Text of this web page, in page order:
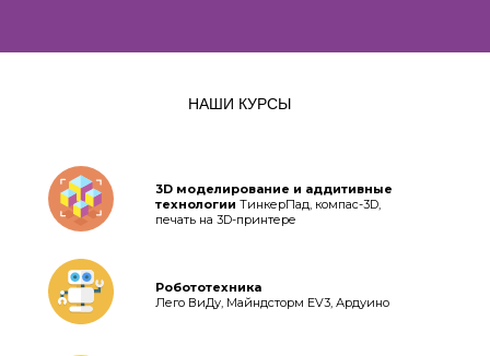
НАШИ КУРСЫ
Робототехника
Лего ВиДу, Майндсторм EV3, Ардуино
3D моделирование и аддитивные
технологии ТинкерПад, компас-3D,
печать на 3D-принтере